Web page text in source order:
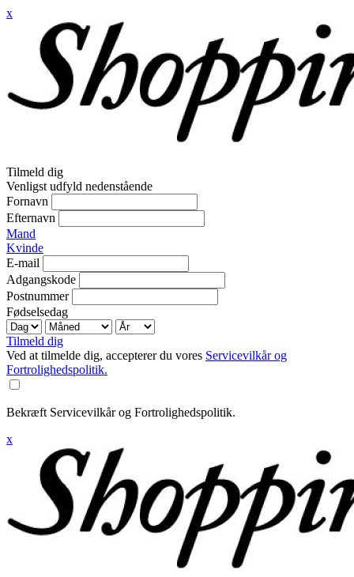
x
Tilmeld dig
Venligst udfyld nedenstående
Fornavn
Efternavn
Mand
Kvinde
E-mail
Adgangskode
Postnummer
Fødselsedag
Tilmeld dig
Ved at tilmelde dig, accepterer du vores Servicevilkår og
Fortrolighedspolitik.
Bekræft Servicevilkår og Fortrolighedspolitik.
x